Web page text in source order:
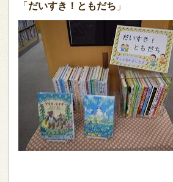
「 だいすき！ともだち 」